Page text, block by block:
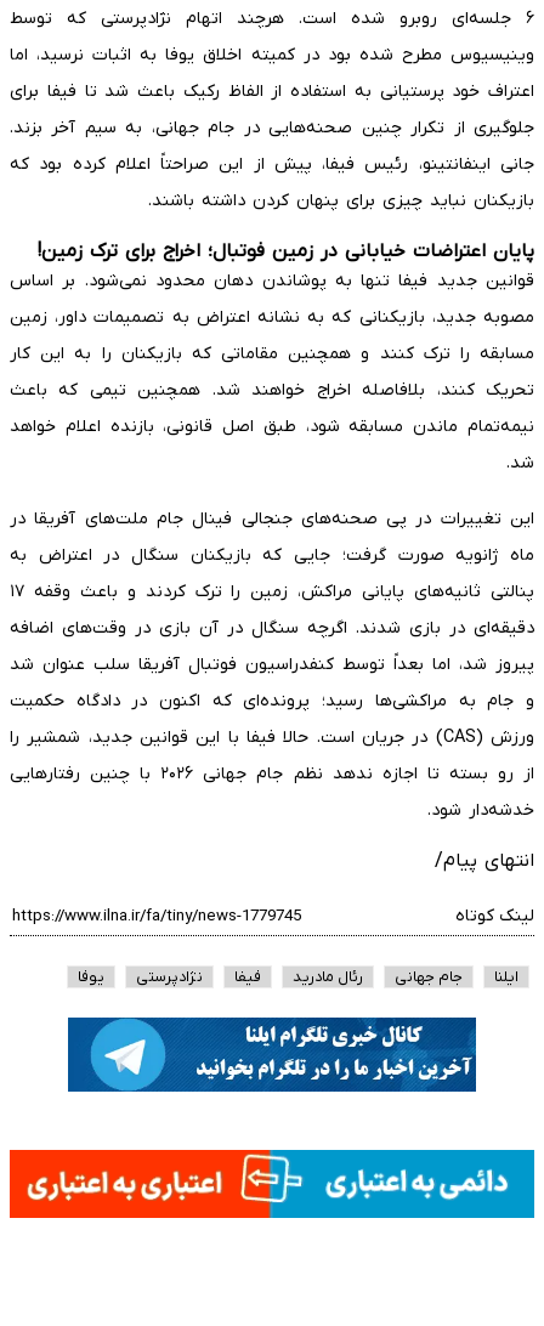
۶ جلسه‌ای روبرو شده است. هرچند اتهام نژادپرستی که توسط
وینیسیوس مطرح شده بود در کمیته اخلاق یوفا به اثبات نرسید، اما
اعتراف خود پرستیانی به استفاده از الفاظ رکیک باعث شد تا فیفا برای
جلوگیری از تکرار چنین صحنه‌هایی در جام جهانی، به سیم آخر بزند.
جانی اینفانتینو، رئیس فیفا، پیش از این صراحتاً اعلام کرده بود که
بازیکنان نباید چیزی برای پنهان کردن داشته باشند.
پایان اعتراضات خیابانی در زمین فوتبال؛ اخراج برای ترک زمین!
قوانین جدید فیفا تنها به پوشاندن دهان محدود نمی‌شود. بر اساس
مصوبه جدید، بازیکنانی که به نشانه اعتراض به تصمیمات داور، زمین
مسابقه را ترک کنند و همچنین مقاماتی که بازیکنان را به این کار
تحریک کنند، بلافاصله اخراج خواهند شد. همچنین تیمی که باعث
نیمه‌تمام ماندن مسابقه شود، طبق اصل قانونی، بازنده اعلام خواهد
شد.
این تغییرات در پی صحنه‌های جنجالی فینال جام ملت‌های آفریقا در
ماه ژانویه صورت گرفت؛ جایی که بازیکنان سنگال در اعتراض به
پنالتی ثانیه‌های پایانی مراکش، زمین را ترک کردند و باعث وقفه ۱۷
دقیقه‌ای در بازی شدند. اگرچه سنگال در آن بازی در وقت‌های اضافه
پیروز شد، اما بعداً توسط کنفدراسیون فوتبال آفریقا سلب عنوان شد
و جام به مراکشی‌ها رسید؛ پرونده‌ای که اکنون در دادگاه حکمیت
ورزش (CAS) در جریان است. حالا فیفا با این قوانین جدید، شمشیر را
از رو بسته تا اجازه ندهد نظم جام جهانی ۲۰۲۶ با چنین رفتارهایی
خدشه‌دار شود.
انتهای پیام/
لینک کوتاه
ایلنا جام جهانی رئال مادرید فیفا نژادپرستی یوفا